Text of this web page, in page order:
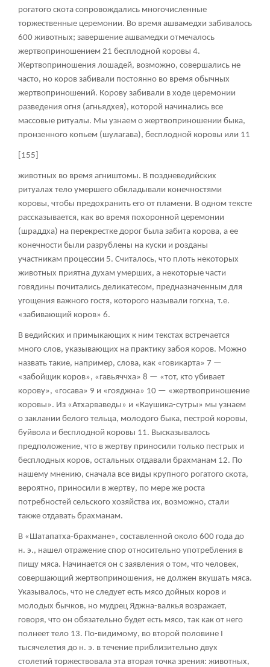
рогатого скота сопровождались многочисленные
торжественные церемонии. Во время ашвамедхи забивалось
600 животных; завершение ашвамедхи отмечалось
жертвоприношением 21 бесплодной коровы 4.
Жертвоприношения лошадей, возможно, совершались не
часто, но коров забивали постоянно во время обычных
жертвоприношений. Корову забивали в ходе церемонии
разведения огня (агньядхея), которой начинались все
массовые ритуалы. Мы узнаем о жертвоприношении быка,
пронзенного копьем (шулагава), бесплодной коровы или 11
[155]
животных во время агништомы. В поздневедийских
ритуалах тело умершего обкладывали конечностями
коровы, чтобы предохранить его от пламени. В одном тексте
рассказывается, как во время похоронной церемонии
(шраддха) на перекрестке дорог была забита корова, а ее
конечности были разрублены на куски и розданы
участникам процессии 5. Считалось, что плоть некоторых
животных приятна духам умерших, а некоторые части
говядины почитались деликатесом, предназначенным для
угощения важного гостя, которого называли гогхна, т.е.
«забивающий коров» 6.
В ведийских и примыкающих к ним текстах встречается
много слов, указывающих на практику забоя коров. Можно
назвать такие, например, слова, как «говикарта» 7 —
«забойщик коров», «гавьяччха» 8 — «тот, кто убивает
корову», «госава» 9 и «гояджна» 10 — «жертвоприношение
коровы». Из «Атхарваведы» и «Каушика-сутры» мы узнаем
о заклании белого тельца, молодого быка, пестрой коровы,
буйвола и бесплодной коровы 11. Высказывалось
предположение, что в жертву приносили только пестрых и
бесплодных коров, остальных отдавали брахманам 12. По
нашему мнению, сначала все виды крупного рогатого скота,
вероятно, приносили в жертву, по мере же роста
потребностей сельского хозяйства их, возможно, стали
также отдавать брахманам.
В «Шатапатха-брахмане», составленной около 600 года до
н. э., нашел отражение спор относительно употребления в
пищу мяса. Начинается он с заявления о том, что человек,
совершающий жертвоприношения, не должен вкушать мяса.
Указывалось, что не следует есть мясо дойных коров и
молодых бычков, но мудрец Яджна-валкья возражает,
говоря, что он обязательно будет есть мясо, так как от него
полнеет тело 13. По-видимому, во второй половине I
тысячелетия до н. э. в течение приблизительно двух
столетий торжествовала эта вторая точка зрения: животных,